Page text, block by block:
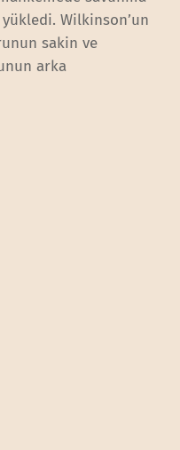
Wilkinson’un
sakin ve
arka